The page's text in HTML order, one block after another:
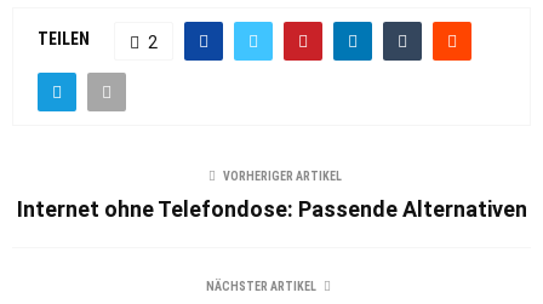
TEILEN 2
VORHERIGER ARTIKEL
Internet ohne Telefondose: Passende Alternativen
NÄCHSTER ARTIKEL